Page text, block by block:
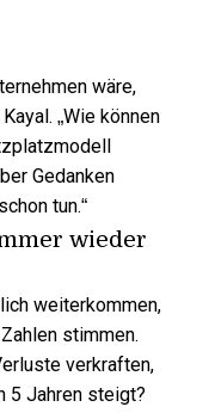
wäre,
„Wie können
Gedanken
tun.“
wieder
weiterkommen,
stimmen.
verkraften,
5 Jahren steigt?